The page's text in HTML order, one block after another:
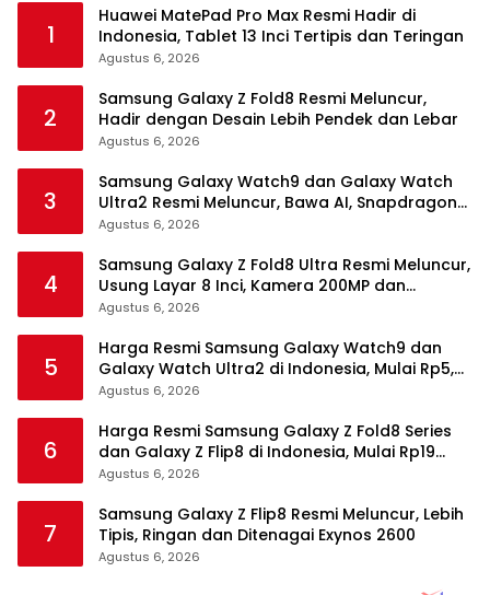
1
Huawei MatePad Pro Max Resmi Hadir di
Indonesia, Tablet 13 Inci Tertipis dan Teringan
Agustus 6, 2026
2
Samsung Galaxy Z Fold8 Resmi Meluncur,
Hadir dengan Desain Lebih Pendek dan Lebar
Agustus 6, 2026
3
Samsung Galaxy Watch9 dan Galaxy Watch
Ultra2 Resmi Meluncur, Bawa AI, Snapdragon
Wear Elite, dan Fitur Kesehatan Baru
Agustus 6, 2026
4
Samsung Galaxy Z Fold8 Ultra Resmi Meluncur,
Usung Layar 8 Inci, Kamera 200MP dan
Snapdragon 8 Elite Gen 5
Agustus 6, 2026
5
Harga Resmi Samsung Galaxy Watch9 dan
Galaxy Watch Ultra2 di Indonesia, Mulai Rp5,9
Jutaan
Agustus 6, 2026
6
Harga Resmi Samsung Galaxy Z Fold8 Series
dan Galaxy Z Flip8 di Indonesia, Mulai Rp19
Jutaan
Agustus 6, 2026
7
Samsung Galaxy Z Flip8 Resmi Meluncur, Lebih
Tipis, Ringan dan Ditenagai Exynos 2600
Agustus 6, 2026